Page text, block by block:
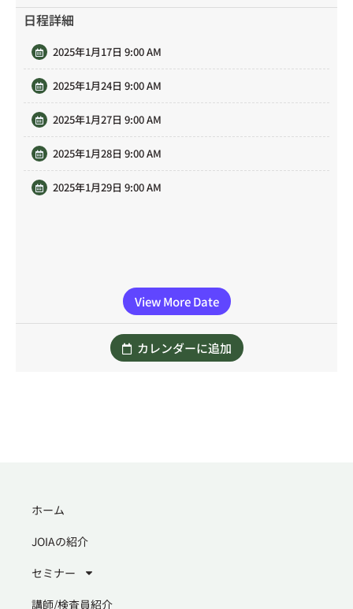
日程詳細
2025年1月17日 9:00 AM
2025年1月24日 9:00 AM
2025年1月27日 9:00 AM
2025年1月28日 9:00 AM
2025年1月29日 9:00 AM
View More Date
カレンダーに追加
ホーム
JOIAの紹介
セミナー
講師/検査員紹介